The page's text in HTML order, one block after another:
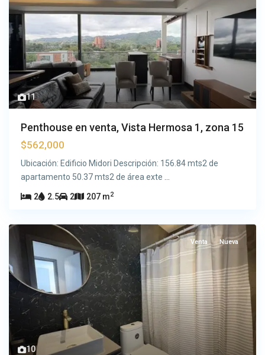
11
Penthouse en venta, Vista Hermosa 1, zona 15
$562,000
Ubicación: Edificio Midori Descripción: 156.84 mts2 de
apartamento 50.37 mts2 de área exte ...
2 2.5 2 207 m2
10
Venta Nueva